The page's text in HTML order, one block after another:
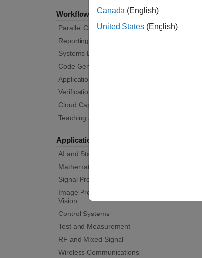
Workflows
Parallel Computing
Reporting and Database Access
Systems Engineering
Code Generation
Application Deployment
Verification, Validation, and Test
Cloud Capabilities
Teaching and Learning
Applications
AI and Statistics
Mathematics and Optimization
Signal Processing
Image Processing and Computer
Vision
Control Systems
Test and Measurement
RF and Mixed Signal
Wireless Communications
Canada (English)
United States (English)